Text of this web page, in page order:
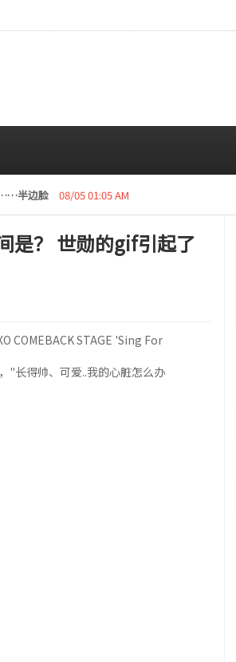
……半边脸 08/05 01:05 AM
是？ 世勋的gif引起了
COMEBACK STAGE 'Sing For
"长得帅、可爱..我的心脏怎么办